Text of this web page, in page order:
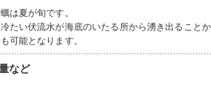
は夏が旬です。
たい伏流水が海底のいたる所から湧き出ること
可能となります。
など